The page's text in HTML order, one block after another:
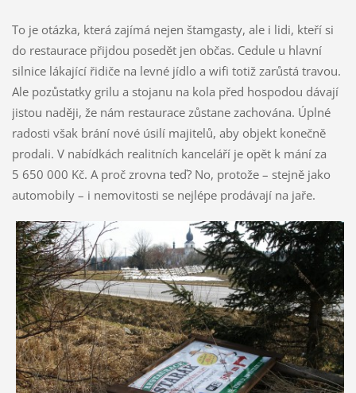
To je otázka, která zajímá nejen štamgasty, ale i lidi, kteří si
do restaurace přijdou posedět jen občas. Cedule u hlavní
silnice lákající řidiče na levné jídlo a wifi totiž zarůstá travou.
Ale pozůstatky grilu a stojanu na kola před hospodou dávají
jistou naději, že nám restaurace zůstane zachována. Úplné
radosti však brání nové úsilí majitelů, aby objekt konečně
prodali. V nabídkách realitních kanceláří je opět k mání za
5 650 000 Kč. A proč zrovna teď? No, protože – stejně jako
automobily – i nemovitosti se nejlépe prodávají na jaře.